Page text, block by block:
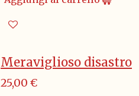
Meraviglioso disastro
25,00 €